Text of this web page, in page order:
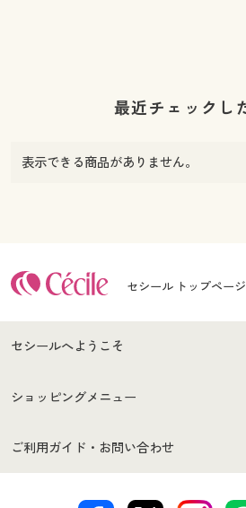
カラー・サイズを選択
最近チェックし
表示できる商品がありません。
セシール トップペー
セシールへようこそ
はじめての方へ
セシールご利用規約
ショッピングメニュー
商品カテゴリ
ご利用ガイド・お問い合わせ